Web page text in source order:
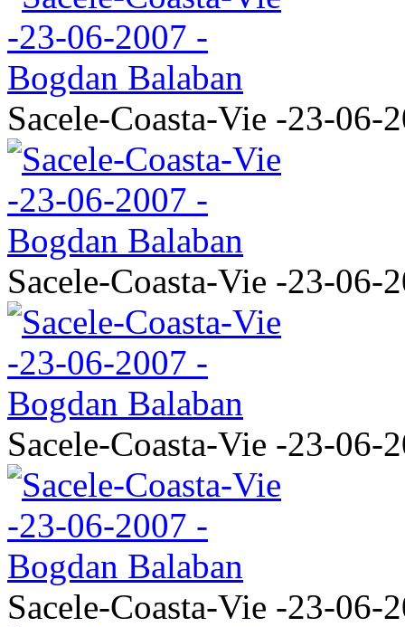
Sacele-Coasta-Vie -23-06-
Sacele-Coasta-Vie -23-06-
Sacele-Coasta-Vie -23-06-
Sacele-Coasta-Vie -23-06-